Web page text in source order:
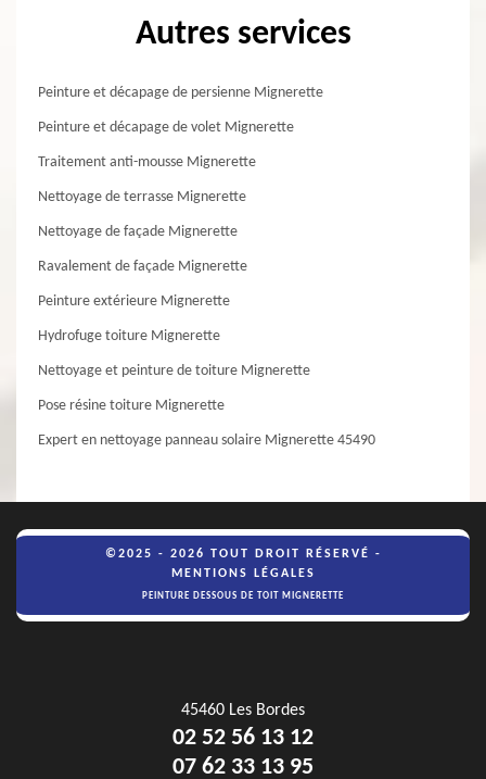
Autres services
Peinture et décapage de persienne Mignerette
Peinture et décapage de volet Mignerette
Traitement anti-mousse Mignerette
Nettoyage de terrasse Mignerette
Nettoyage de façade Mignerette
Ravalement de façade Mignerette
Peinture extérieure Mignerette
Hydrofuge toiture Mignerette
Nettoyage et peinture de toiture Mignerette
Pose résine toiture Mignerette
Expert en nettoyage panneau solaire Mignerette 45490
©2025 - 2026 TOUT DROIT RÉSERVÉ -
MENTIONS LÉGALES
PEINTURE DESSOUS DE TOIT MIGNERETTE
45460 Les Bordes
02 52 56 13 12
07 62 33 13 95